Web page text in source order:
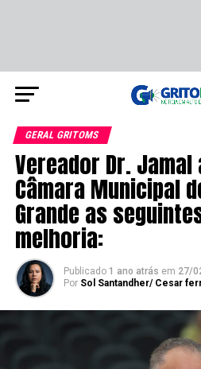
GERAL GRITOMS
Vereador Dr.
Câmara Municipal
Grande as
melhoria:
Publicado 1 ano atrás em 27/
Por Sol Santandher/ Cesar